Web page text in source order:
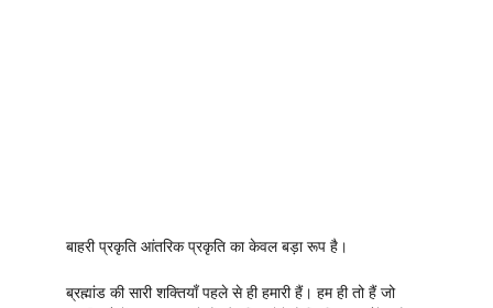
बाहरी प्रकृति आंतरिक प्रकृति का केवल बड़ा रूप है।
ब्रह्मांड की सारी शक्तियाँ पहले से ही हमारी हैं। हम ही तो हैं जो